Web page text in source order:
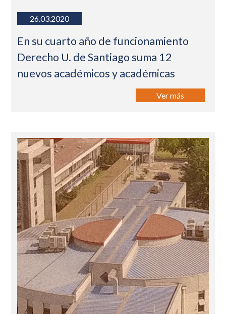
26.03.2020
En su cuarto año de funcionamiento
Derecho U. de Santiago suma 12
nuevos académicos y académicas
Ver más